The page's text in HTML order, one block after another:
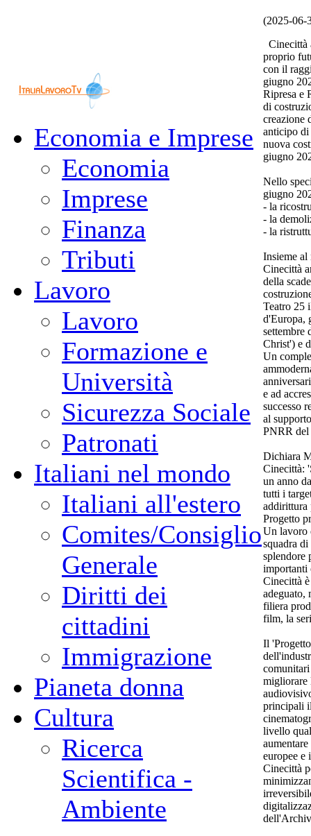
Economia e Imprese
Economia
Imprese
Finanza
Tributi
Lavoro
Lavoro
Formazione e
Università
Sicurezza Sociale
Patronati
Italiani nel mondo
Italiani all'estero
Comites/Consiglio
Generale
Diritti dei
cittadini
Immigrazione
Pianeta donna
Cultura
Ricerca
Scientifica -
Ambiente
(2025-06-
Cinecittà
proprio
con il
giugno
Ripresa e
di
creazione
anticipo
nuova
giugno
Nello
giugno
- la
- la
- la
Insieme
Cinecittà
della
Teatro 25
d'Europa,
settembre
Christ') e
Un
e ad
successo
al
PNRR
Dichiara
Cinecittà:
un anno
tutti i
addirittura
Progetto
Un lavoro
squadra
splendore
importanti
Cinecittà
adeguato,
filiera
film, la
Il
migliorare
principali
livello
europee e
Cinecittà